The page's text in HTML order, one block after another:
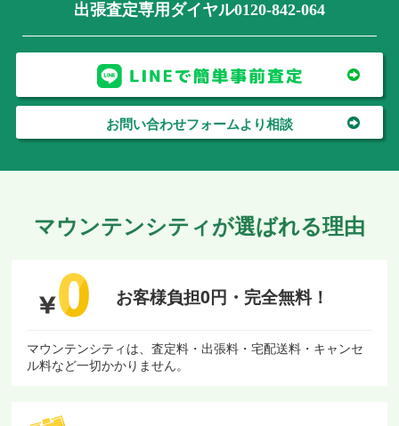
出張査定専用ダイヤル0120-842-064
お問い合わせフォームより相談
マウンテンシティが選ばれる理由
お客様負担0円・ 完全無料！
マウンテンシティは、査定料・出張料・宅配送料・キャンセ
ル料など一切かかりません。